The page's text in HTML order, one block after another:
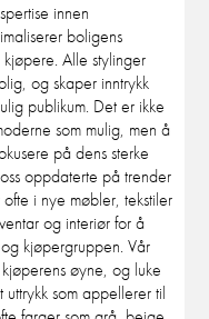
innen
boligens
Alle stylinger
og skaper inntrykk
publikum. Det er ikke
som mulig, men å
på dens sterke
oppdaterte på trender
i nye møbler, tekstiler
og interiør for å
kjøpergruppen. Vår
øyne, og luke
uttrykk som appellerer til